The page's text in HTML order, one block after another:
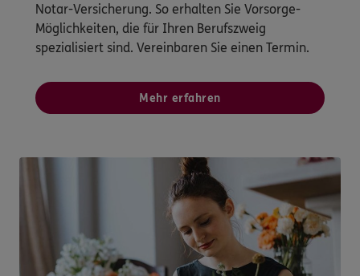
Notar-Versicherung. So erhalten Sie Vorsorge-
Möglichkeiten, die für Ihren Berufszweig
spezialisiert sind. Vereinbaren Sie einen Termin.
Mehr erfahren